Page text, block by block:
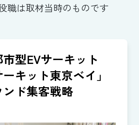
職は取材当時のものです
市型EVサーキット
ーキット東京ベイ」
ド集客戦略